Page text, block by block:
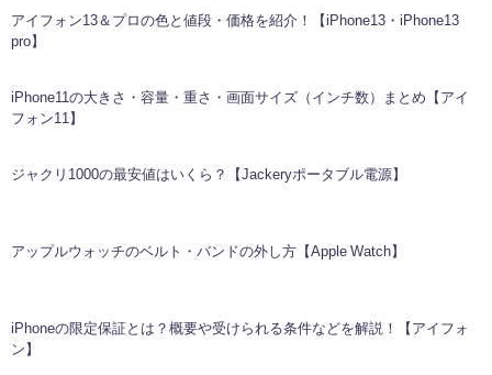
アイフォン13＆プロの色と値段・価格を紹介！【iPhone13・iPhone13
pro】
iPhone11の大きさ・容量・重さ・画面サイズ（インチ数）まとめ【アイ
フォン11】
ジャクリ1000の最安値はいくら？【Jackeryポータブル電源】
アップルウォッチのベルト・バンドの外し方【Apple Watch】
iPhoneの限定保証とは？概要や受けられる条件などを解説！【アイフォ
ン】